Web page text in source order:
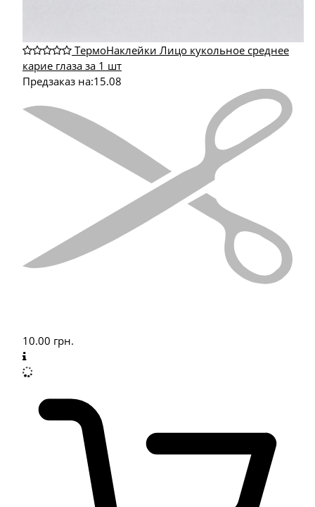
ТермоНаклейки Лицо кукольное среднее
карие глаза за 1 шт
Предзаказ на:15.08
10.00 грн.